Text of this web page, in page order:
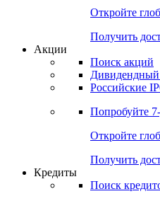
Опросы
Попробуйте
Откройте
Получить
Поиск акций
Российские
Попробуйте
Откройте